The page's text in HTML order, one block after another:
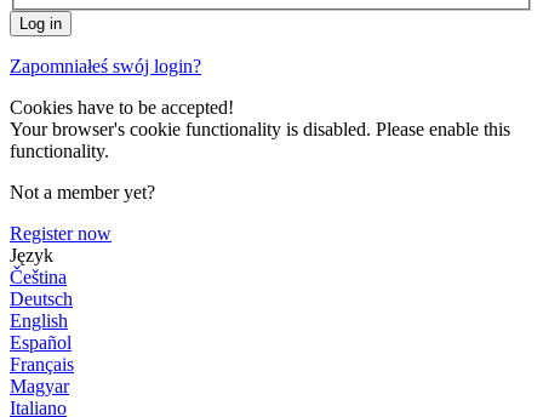
Zapomniałeś swój login?
Cookies have to be accepted!
Your browser's cookie functionality is disabled. Please enable this
functionality.
Not a member yet?
Register now
Język
Čeština
Deutsch
English
Español
Français
Magyar
Italiano